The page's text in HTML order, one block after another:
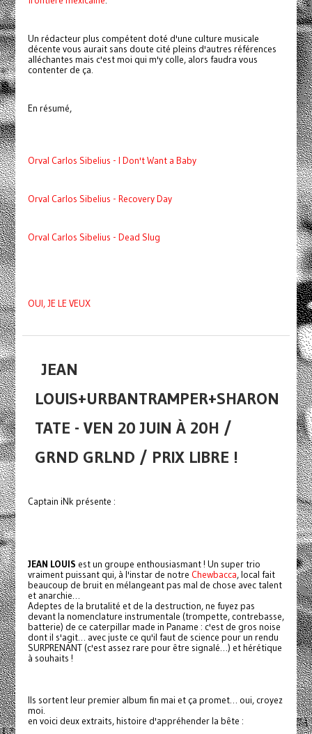
Un rédacteur plus compétent doté d'une culture musicale
décente vous aurait sans doute cité pleins d'autres références
alléchantes mais c'est moi qui m'y colle, alors faudra vous
contenter de ça.
En résumé,
Orval Carlos Sibelius - I Don't Want a Baby
Orval Carlos Sibelius - Recovery Day
Orval Carlos Sibelius - Dead Slug
OUI, JE LE VEUX
JEAN
LOUIS+URBANTRAMPER+SHARON
TATE - VEN 20 JUIN À 20H /
GRND GRLND / PRIX LIBRE !
Captain iNk présente :
JEAN LOUIS est un groupe enthousiasmant ! Un super trio
vraiment puissant qui, à l'instar de notre Chewbacca, local fait
beaucoup de bruit en mélangeant pas mal de chose avec talent
et anarchie…
Adeptes de la brutalité et de la destruction, ne fuyez pas
devant la nomenclature instrumentale (trompette, contrebasse,
batterie) de ce caterpillar made in Paname : c'est de gros noise
dont il s'agit… avec juste ce qu'il faut de science pour un rendu
SURPRENANT (c'est assez rare pour être signalé…) et hérétique
à souhaits !
Ils sortent leur premier album fin mai et ça promet… oui, croyez
moi.
en voici deux extraits, histoire d'appréhender la bête :